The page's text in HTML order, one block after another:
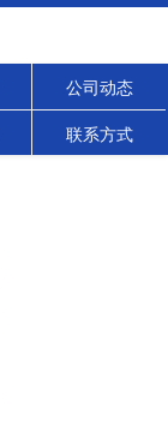
公司动态
联系方式